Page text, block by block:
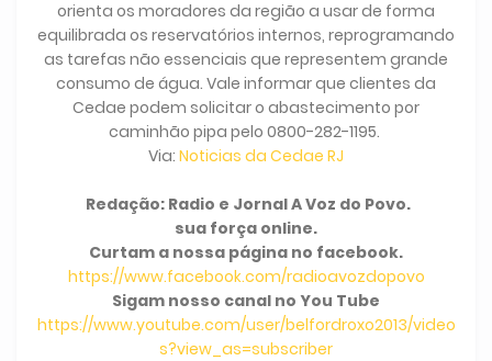
orienta os moradores da região a usar de forma
equilibrada os reservatórios internos, reprogramando
as tarefas não essenciais que representem grande
consumo de água. Vale informar que clientes da
Cedae podem solicitar o abastecimento por
caminhão pipa pelo 0800-282-1195.
Via: Noticias da Cedae RJ
Redação: Radio e Jornal A Voz do Povo.
sua força online.
Curtam a nossa página no facebook.
https://www.facebook.com/radioavozdopovo
Sigam nosso canal no You Tube
https://www.youtube.com/user/belfordroxo2013/video
s?view_as=subscriber